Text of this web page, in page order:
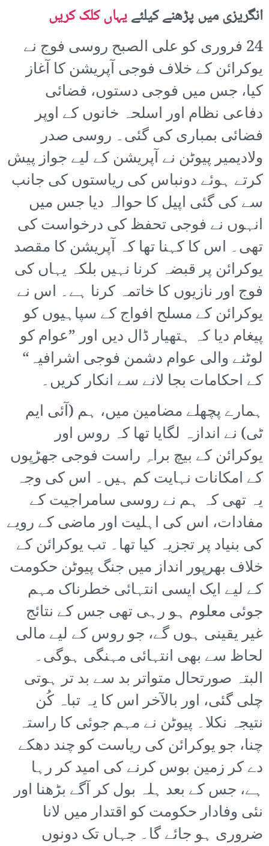
انگریزی میں پڑھنے کیلئےیہاں کلک کریں
24 فروری کو علی الصبح روسی فوج نے
یوکرائن کے خلاف فوجی آپریشن کا آغاز
کیا، جس میں فوجی دستوں، فضائی
دفاعی نظام اور اسلحہ خانوں کے اوپر
فضائی بمباری کی گئی۔ روسی صدر
ولادیمیر پیوٹن نے آپریشن کے لیے جواز پیش
کرتے ہوئے دونباس کی ریاستوں کی جانب
سے کی گئی اپیل کا حوالہ دیا جس میں
انہوں نے فوجی تحفظ کی درخواست کی
تھی۔ اس کا کہنا تھا کہ آپریشن کا مقصد
یوکرائن پر قبضہ کرنا نہیں بلکہ یہاں کی
فوج اور نازیوں کا خاتمہ کرنا ہے۔ اس نے
یوکرائن کے مسلح افواج کے سپاہیوں کو
پیغام دیا کہ ہتھیار ڈال دیں اور ”عوام کو
لوٹنے والی عوام دشمن فوجی اشرافیہ“
کے احکامات بجا لانے سے انکار کریں۔
ہمارے پچھلے مضامین میں، ہم (آئی ایم
ٹی) نے اندازہ لگایا تھا کہ روس اور
یوکرائن کے بیچ براہِ راست فوجی جھڑپوں
کے امکانات نہایت کم ہیں۔ اس کی وجہ
یہ تھی کہ ہم نے روسی سامراجیت کے
مفادات، اس کی اہلیت اور ماضی کے رویے
کی بنیاد پر تجزیہ کیا تھا۔ تب یوکرائن کے
خلاف بھرپور انداز میں جنگ پیوٹن حکومت
کے لیے ایک ایسی انتہائی خطرناک مہم
جوئی معلوم ہو رہی تھی جس کے نتائج
غیر یقینی ہوں گے، جو روس کے لیے مالی
لحاظ سے بھی انتہائی مہنگی ہوگی۔
البتہ صورتحال متواتر بد سے بد تر ہوتی
چلی گئی، اور بالآخر اس کا یہ تباہ کُن
نتیجہ نکلا۔ پیوٹن نے مہم جوئی کا راستہ
چنا، جو یوکرائن کی ریاست کو چند دھکے
دے کر زمین بوس کرنے کی امید کر رہا
ہے، جس کے بعد ہلہ بول کر آگے بڑھنا اور
نئی وفادار حکومت کو اقتدار میں لانا
ضروری ہو جائے گا۔ جہاں تک دونوں